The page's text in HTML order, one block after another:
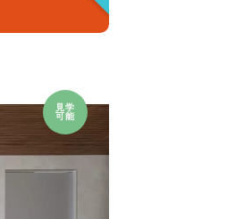
見学
可能